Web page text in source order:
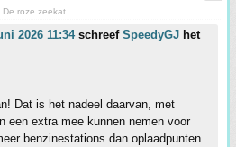
De roze zeekat
2026 11:34schreef SpeedyGJ het
Dat is het nadeel daarvan, met
een extra mee kunnen nemen voor
benzinestations dan oplaadpunten.